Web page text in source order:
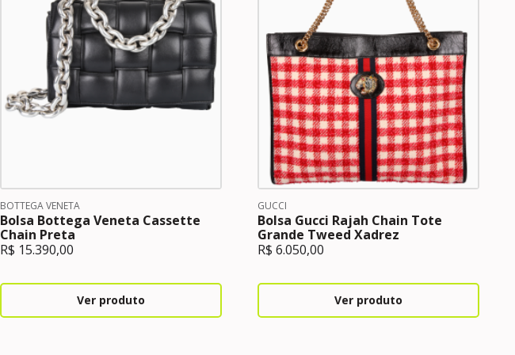
BOTTEGA VENETA
Bolsa Bottega Veneta Cassette
Chain Preta
R$ 15.390,00
Ver produto
GUCCI
Bolsa Gucci Rajah Chain Tote
Grande Tweed Xadrez
R$ 6.050,00
Ver produto